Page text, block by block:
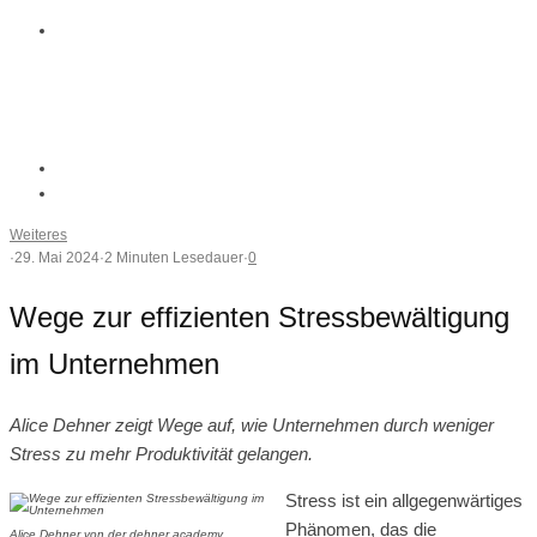
Weiteres
·29. Mai 2024·2 Minuten Lesedauer·0
Wege zur effizienten Stressbewältigung
im Unternehmen
Alice Dehner zeigt Wege auf, wie Unternehmen durch weniger
Stress zu mehr Produktivität gelangen.
Alice Dehner von der dehner academy
Stress ist ein allgegenwärtiges
Phänomen, das die